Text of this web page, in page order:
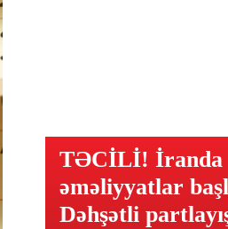
TƏCİLİ! İranda
əməliyyatlar
Dəhşətli